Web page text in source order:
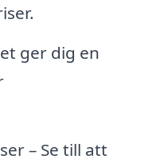
ger dig en
– Se till att